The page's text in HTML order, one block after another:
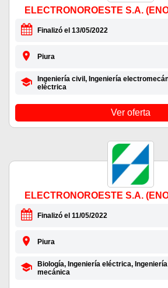
ELECTRONOROESTE S.A.
Finalizó el 13/05/2022
Piura
Ingeniería civil, Ingeniería
eléctrica
Ver oferta
ELECTRONOROESTE S.A.
Finalizó el 11/05/2022
Piura
Biología, Ingeniería eléctrica,
mecánica